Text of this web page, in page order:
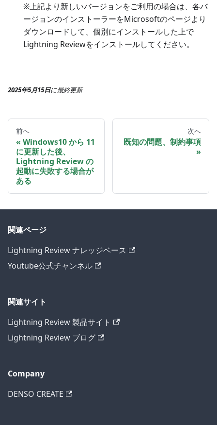
※上記より新しいバージョンをご利用の場合は、各バ
ージョンのインストーラーをMicrosoftのページより
ダウンロードして、個別にインストールした上で
Lightning Reviewをインストールしてください。
2025年5月15日に最終更新
前へ
Windows10 から 11
に更新した後、
Lightning Review の
起動に失敗する場合が
ある
次へ
既知の問題、制約事項
関連ページ
Lightning Review ナレッジベース
Youtube公式チャンネル
関連サイト
Lightning Review 製品サイト
Lightning Review ブログ
Company
DENSO CREATE